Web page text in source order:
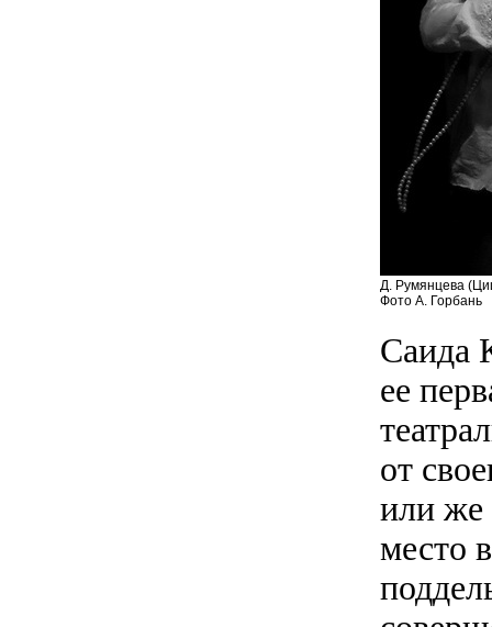
Д. Румянцева
Фото А. Горбань
Саида
ее
от
или же
место